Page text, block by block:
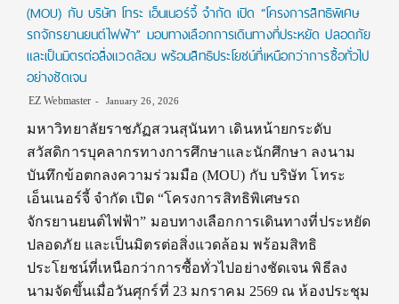
(MOU) กับ บริษัท โทระ เอ็นเนอร์จี้ จำกัด เปิด “โครงการสิทธิพิเศษ
รถจักรยานยนต์ไฟฟ้า” มอบทางเลือกการเดินทางที่ประหยัด ปลอดภัย
และเป็นมิตรต่อสิ่งแวดล้อม พร้อมสิทธิประโยชน์ที่เหนือกว่าการซื้อทั่วไป
อย่างชัดเจน
EZ Webmaster January 26, 2026
มหาวิทยาลัยราชภัฏสวนสุนันทา เดินหน้ายกระดับ
สวัสดิการบุคลากรทางการศึกษาและนักศึกษา ลงนาม
บันทึกข้อตกลงความร่วมมือ (MOU) กับ บริษัท โทระ
เอ็นเนอร์จี้ จำกัด เปิด “โครงการสิทธิพิเศษรถ
จักรยานยนต์ไฟฟ้า” มอบทางเลือกการเดินทางที่ประหยัด
ปลอดภัย และเป็นมิตรต่อสิ่งแวดล้อม พร้อมสิทธิ
ประโยชน์ที่เหนือกว่าการซื้อทั่วไปอย่างชัดเจน พิธีลง
นามจัดขึ้นเมื่อวันศุกร์ที่ 23 มกราคม 2569 ณ ห้องประชุม